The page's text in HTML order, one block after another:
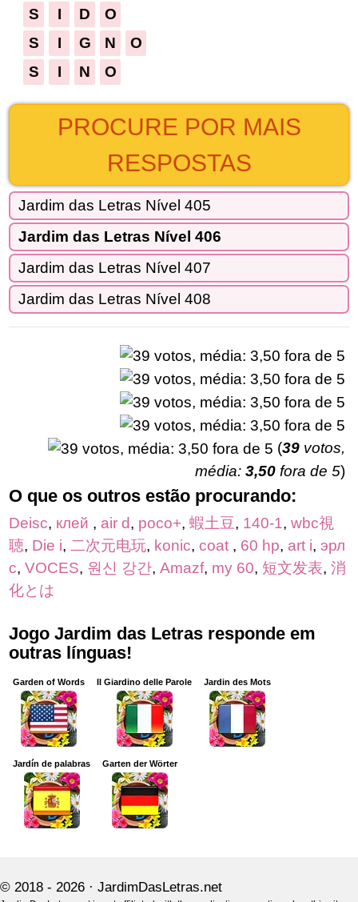
S
I D
O
S
I G N
O
S
I N O
PROCURE POR MAIS
RESPOSTAS
Jardim das Letras Nível 405
Jardim das Letras Nível 406
Jardim das Letras Nível 407
Jardim das Letras Nível 408
(39 votos,
média: 3,50 fora de 5)
O que os outros estão procurando:
Deisc, клей , air d, poco+, 蝦土豆, 140-1, wbc視
聴, Die i, 二次元电玩, konic, coat , 60 hp, art i, эрл
с, VOCES, 원신 강간, Amazf, my 60, 短文发表, 消
化とは
Jogo Jardim das Letras responde em
outras línguas!
Garden of Words Il Giardino delle Parole Jardin des Mots
Jardín de palabras Garten der Wörter
© 2018 - 2026 · JardimDasLetras.net